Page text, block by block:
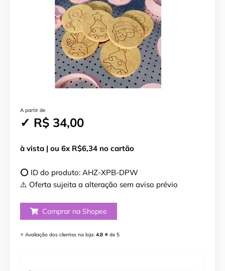
A partir de
✓ R$ 34,00
à vista | ou 6x R$6,34 no cartão
⭕ ID do produto: AHZ-XPB-DPW
⚠️ Oferta sujeita a alteração sem aviso prévio
Comprar na Shopee
⭐ Avaliação dos clientes na loja: 4.8 ⭐ de 5